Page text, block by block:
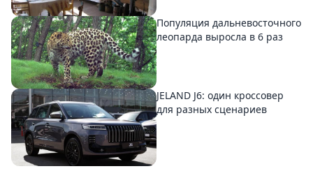
Популяция дальневосточного
леопарда выросла в 6 раз
JELAND J6: один кроссовер
для разных сценариев